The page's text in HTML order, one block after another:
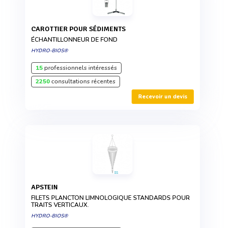
CAROTTIER POUR SÉDIMENTS
ÉCHANTILLONNEUR DE FOND
HYDRO-BIOS®
15professionnels intéressés
2250consultations récentes
Recevoir un devis
APSTEIN
FILETS PLANCTON LIMNOLOGIQUE STANDARDS POUR
TRAITS VERTICAUX.
HYDRO-BIOS®